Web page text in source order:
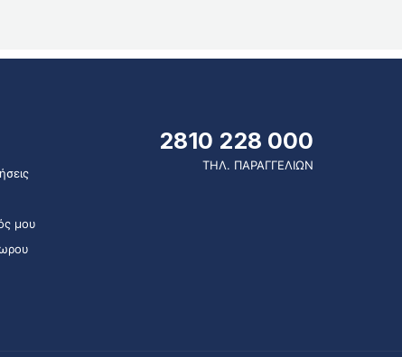
μου
2810 228 000
ΤΗΛ. ΠΑΡΑΓΓΕΛΙΩΝ